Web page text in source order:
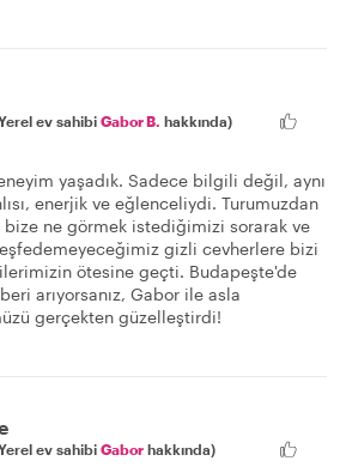
ev sahibi Gabor B. hakkında)
yaşadık. Sadece bilgili değil, aynı
enerjik ve eğlenceliydi. Turumuzdan
ne görmek istediğimizi sorarak ve
gizli cevherlere bizi
ötesine geçti. Budapeşte'de
arıyorsanız, Gabor ile asla
gerçekten güzelleştirdi!
ev sahibi Gabor hakkında)